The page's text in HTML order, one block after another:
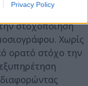
Privacy Policy
και τον
στοχοποίηση
Χωρίς
ορατό στόχο την